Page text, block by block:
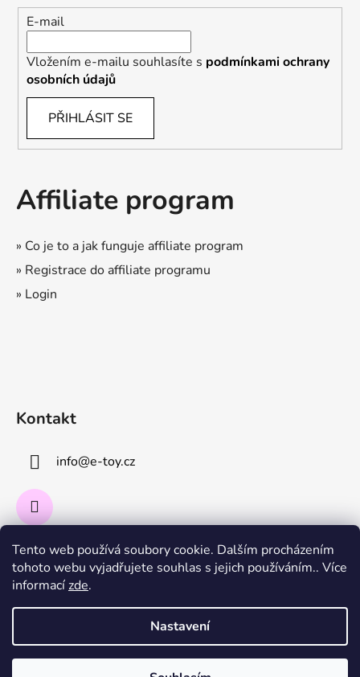
Tento web používá soubory cookie. Dalším procházením
tohoto webu vyjadřujete souhlas s jejich používáním.. Více
informacízde.
Nastavení
E-mail
Vložením e-mailu souhlasíte s podmínkami ochrany
osobních údajů
PŘIHLÁSIT SE
Affiliate program
» Co je to a jak funguje affiliate program
» Registrace do affiliate programu
» Login
Kontakt
info@e-toy.cz
Instagram
Sledovat na Instagramu